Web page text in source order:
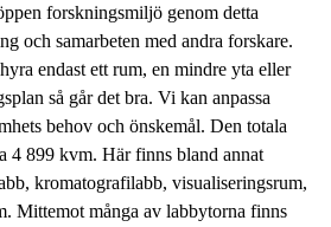
forskningsmiljö genom detta
och samarbeten med andra forskare.
endast ett rum, en mindre yta eller
så går det bra. Vi kan anpassa
behov och önskemål. Den totala
4 899 kvm. Här finns bland annat
kromatografilabb, visualiseringsrum,
Mittemot många av labbytorna finns